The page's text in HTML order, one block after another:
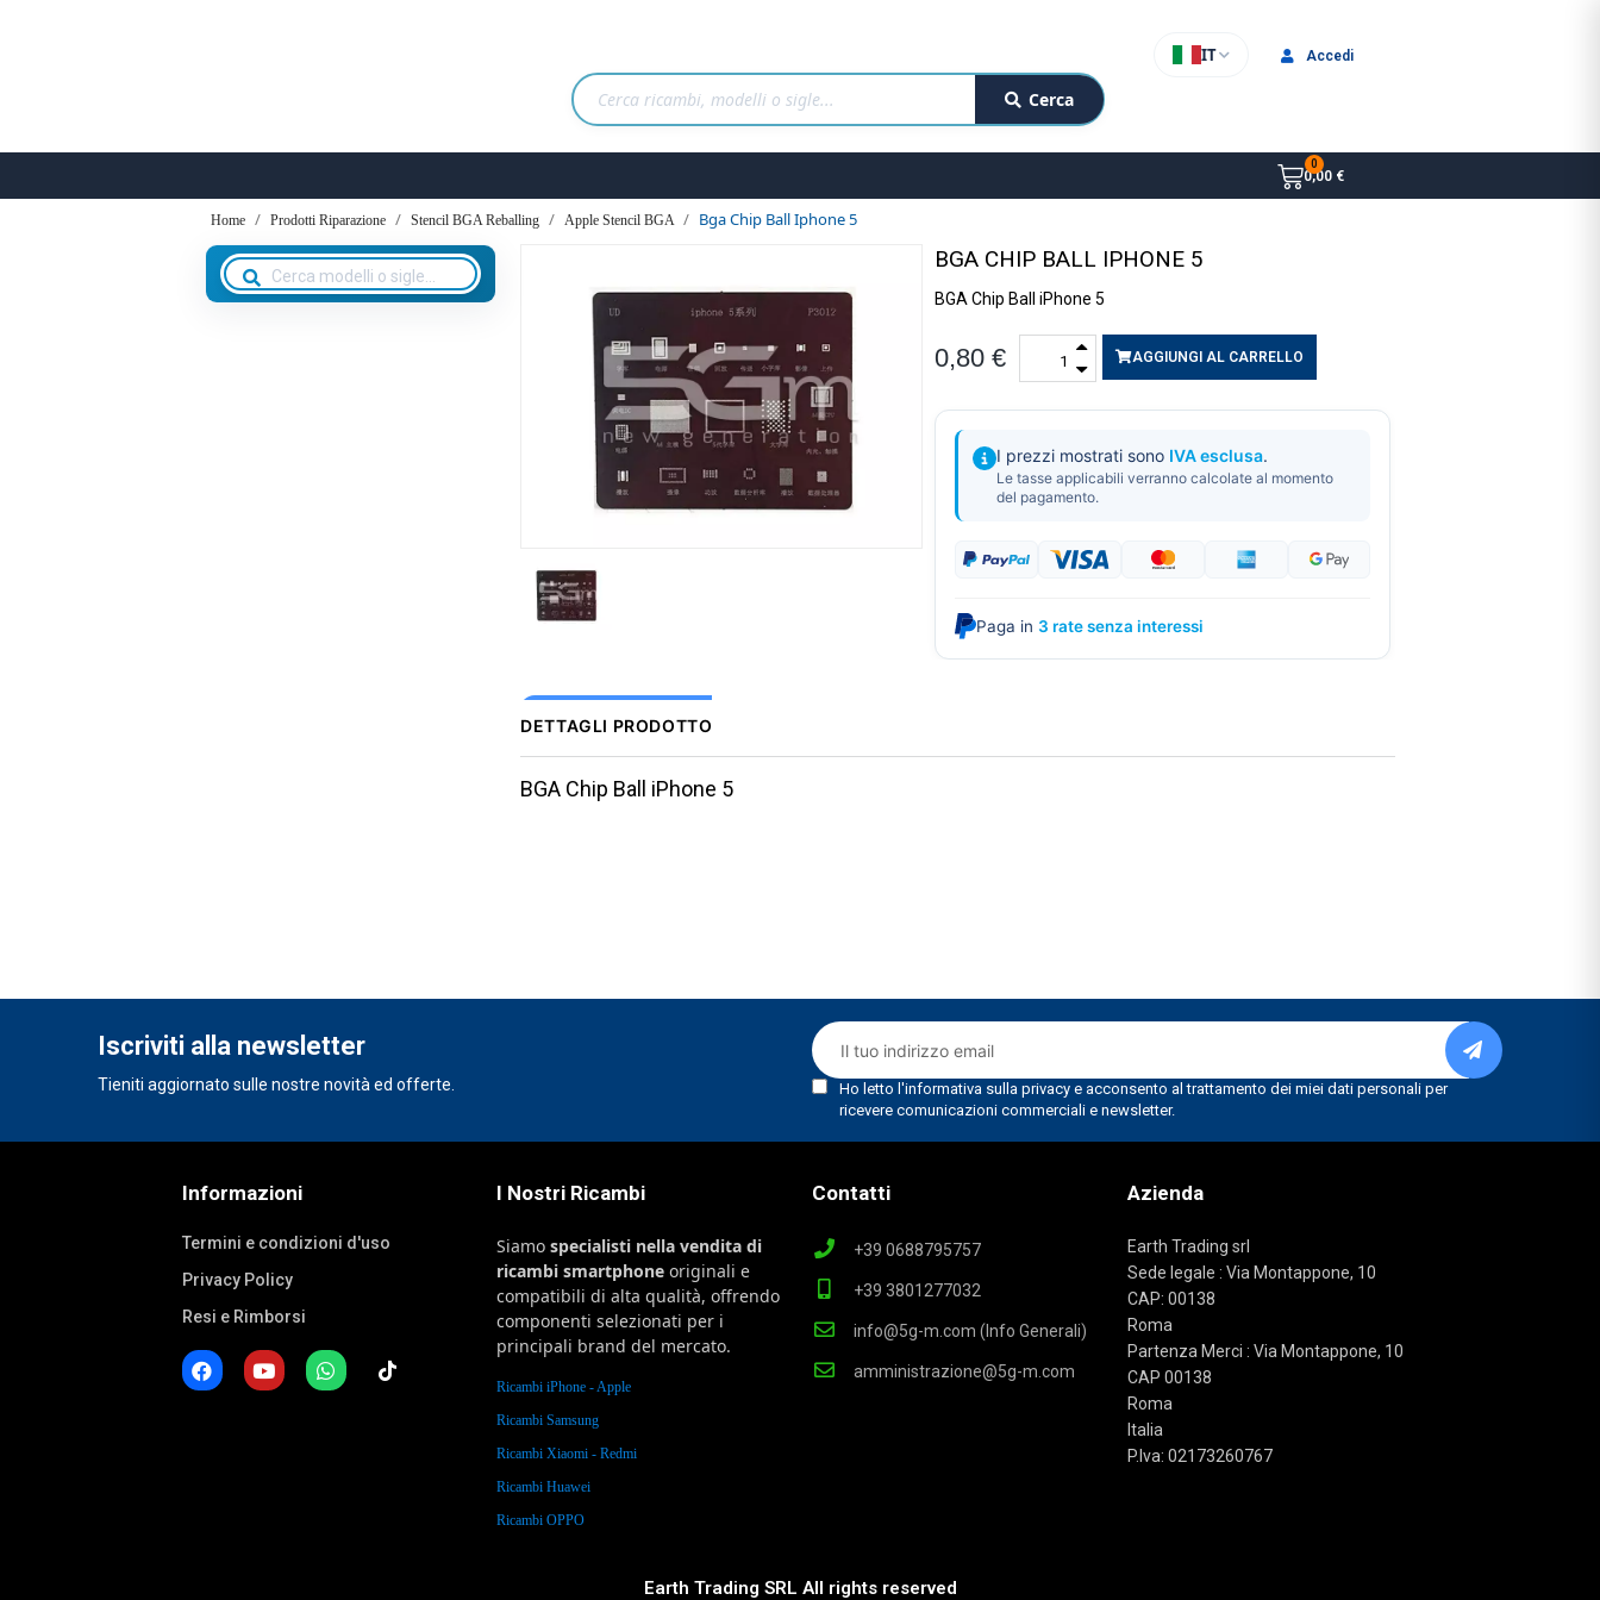
Cerca
IT Accedi
0,00 €
Home Prodotti Riparazione Stencil BGA Reballing Apple Stencil BGA Bga Chip Ball Iphone 5
BGA CHIP BALL IPHONE 5
BGA Chip Ball iPhone 5
0,80 € AGGIUNGI AL CARRELLO
I prezzi mostrati sono IVA esclusa.
Le tasse applicabili verranno calcolate al momento
del pagamento.
Paga in 3 rate senza interessi
DETTAGLI PRODOTTO
BGA Chip Ball iPhone 5
Iscriviti alla newsletter
Tieniti aggiornato sulle nostre novità ed offerte.
Informazioni
Termini e condizioni d'uso
Privacy Policy
Resi e Rimborsi
I Nostri Ricambi
Siamospecialisti nella vendita di
ricambi smartphone originali e
compatibili di alta qualità, offrendo
componenti selezionati per i
principali brand del mercato.
Ricambi iPhone - Apple
Ricambi Samsung
Ricambi Xiaomi - Redmi
Ricambi Huawei
Ricambi OPPO
Contatti
+39 0688795757
+39 3801277032
info@5g-m.com (Info Generali)
amministrazione@5g-m.com
Azienda
Earth Trading srl
Sede legale : Via Montappone, 10
CAP: 00138
Roma
Partenza Merci : Via Montappone, 10
CAP 00138
Roma
Italia
P.Iva: 02173260767
Earth Trading SRL All rights reserved